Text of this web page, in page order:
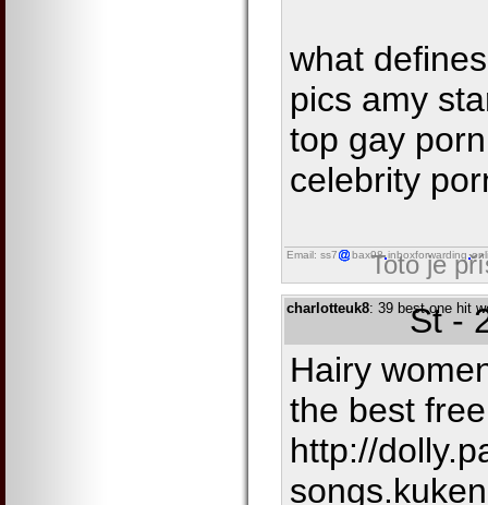
what
pics amy
top gay
celebrity
Email: ss7 bax98 inboxforwarding
Toto je
charlotteuk8: 39 best one hit
St -
Hairy
the best
http://